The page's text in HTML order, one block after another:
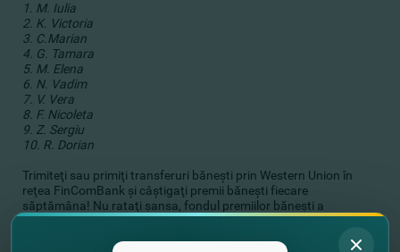
1. M. Iulia
2. K. Victoria
3. C.Marian
4. G. Tamara
5. M. Elena
6. N. Vadim
7. V. Vera
8. F. Nicoleta
9. Z. Sergiu
10. R. Dorian
Trimiteţi sau primiţi transferuri băneşti prin Western Union în
reţea FinComBank şi câştigaţi premii băneşti fiecare
săptămâna! Nu rataţi şansa, fondul premiilor băneşti a
promoţiei este în valoare de 100 000 lei.